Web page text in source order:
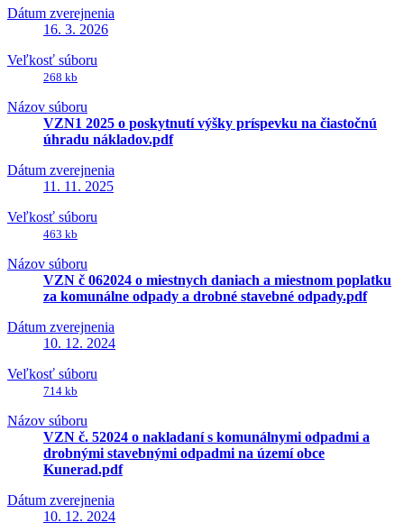
Dátum zverejnenia
16. 3. 2026
Veľkosť súboru
268 kb
Názov súboru
VZN1 2025 o poskytnutí výšky príspevku na čiastočnú
úhradu nákladov.pdf
Dátum zverejnenia
11. 11. 2025
Veľkosť súboru
463 kb
Názov súboru
VZN č 062024 o miestnych daniach a miestnom poplatku
za komunálne odpady a drobné stavebné odpady.pdf
Dátum zverejnenia
10. 12. 2024
Veľkosť súboru
714 kb
Názov súboru
VZN č. 52024 o nakladaní s komunálnymi odpadmi a
drobnými stavebnými odpadmi na území obce
Kunerad.pdf
Dátum zverejnenia
10. 12. 2024